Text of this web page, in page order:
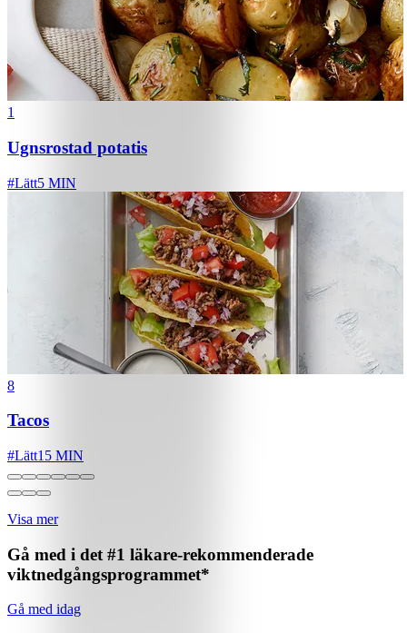
1
Ugnsrostad potatis
#Lätt5 MIN
8
Tacos
#Lätt15 MIN
Visa mer
Gå med i det #1 läkare-rekommenderade
viktnedgångsprogrammet*
Gå med idag